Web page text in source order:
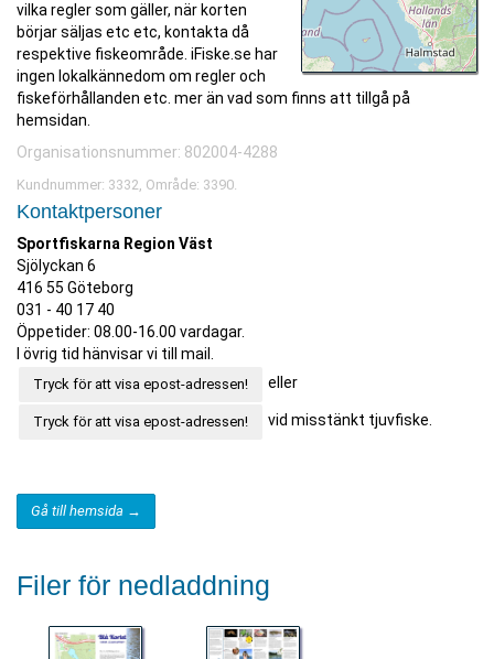
vilka regler som gäller, när korten
börjar säljas etc etc, kontakta då
respektive fiskeområde. iFiske.se har
ingen lokalkännedom om regler och
fiskeförhållanden etc. mer än vad som finns att tillgå på
hemsidan.
Organisationsnummer: 802004-4288
Kundnummer: 3332, Område: 3390.
Kontaktpersoner
Sportfiskarna Region Väst
Sjölyckan 6
416 55 Göteborg
031 - 40 17 40
Öppetider: 08.00-16.00 vardagar.
I övrig tid hänvisar vi till mail.
Tryck för att visa epost-adressen! eller
Tryck för att visa epost-adressen! vid misstänkt tjuvfiske.
Gå till hemsida →
Filer för nedladdning